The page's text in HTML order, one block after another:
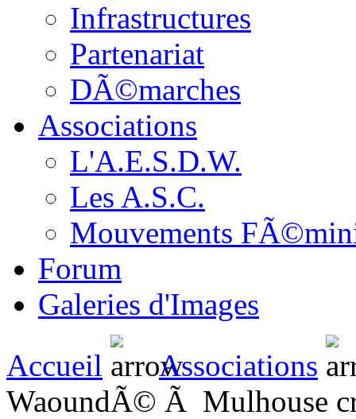
Infrastructures
Partenariat
DÃ©marches
Associations
L'A.E.S.D.W.
Les A.S.C.
Mouvements
Forum
Galeries d'Images
Accueil
Associations
WaoundÃ© Ã Mulhouse